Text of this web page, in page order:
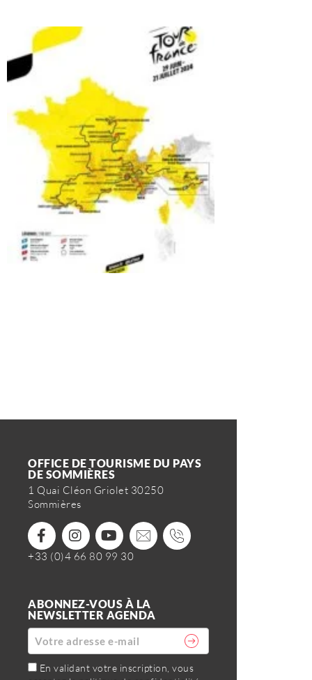
OFFICE DE TOURISME DU PAYS
DE SOMMIÈRES
1 Quai Cléon Griolet 30250
Sommières
+33 (0)4 66 80 99 30
ABONNEZ-VOUS À LA
NEWSLETTER AGENDA
En validant votre inscription, vous